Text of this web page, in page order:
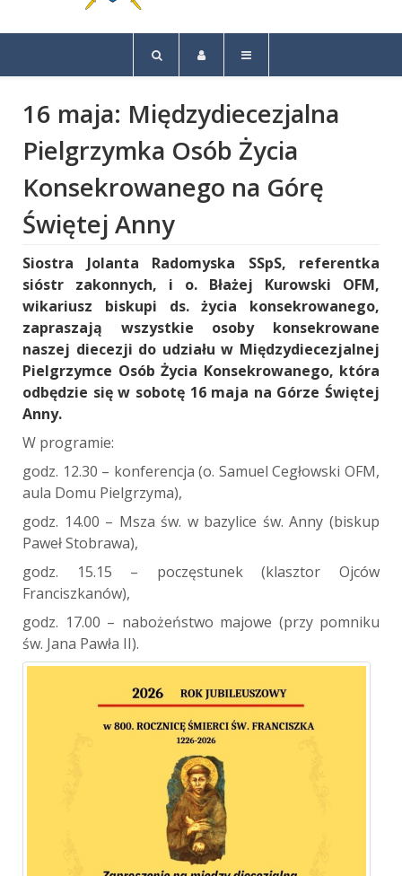
16 maja: Międzydiecezjalna
Pielgrzymka Osób Życia
Konsekrowanego na Górę
Świętej Anny
Siostra Jolanta Radomyska SSpS, referentka
sióstr zakonnych, i o. Błażej Kurowski OFM,
wikariusz biskupi ds. życia konsekrowanego,
zapraszają wszystkie osoby konsekrowane
naszej diecezji do udziału w Międzydiecezjalnej
Pielgrzymce Osób Życia Konsekrowanego, która
odbędzie się w sobotę 16 maja na Górze Świętej
Anny.
W programie:
godz. 12.30 – konferencja (o. Samuel Cegłowski OFM,
aula Domu Pielgrzyma),
godz. 14.00 – Msza św. w bazylice św. Anny (biskup
Paweł Stobrawa),
godz. 15.15 – poczęstunek (klasztor Ojców
Franciszkanów),
godz. 17.00 – nabożeństwo majowe (przy pomniku
św. Jana Pawła II).